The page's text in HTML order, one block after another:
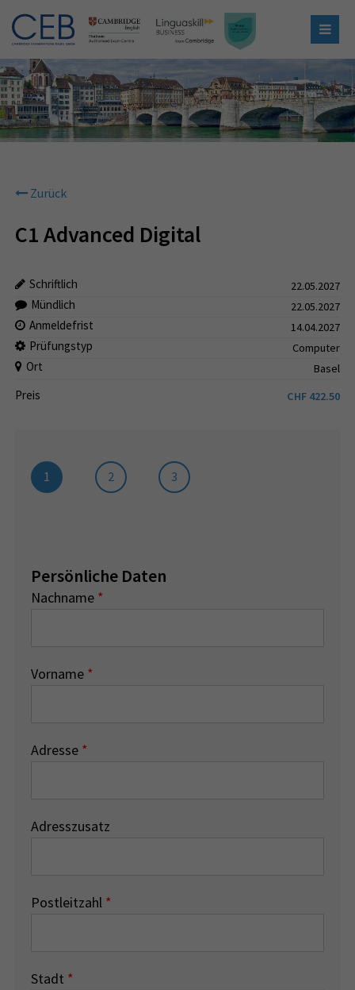
Zurück
C1 Advanced Digital
Schriftlich 22.05.2027
Mündlich 22.05.2027
Anmeldefrist 14.04.2027
Prüfungstyp Computer
Ort Basel
Preis CHF 422.50
1 2 3
Persönliche Daten
Nachname *
Vorname *
Adresse *
Adresszusatz
Postleitzahl *
Stadt *